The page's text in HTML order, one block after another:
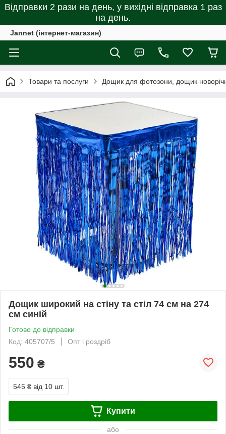
Відправки 2 рази на день, у вихідні відправка 1 раз
на день.
Jannet (інтернет-магазин)
Товари та послуги Дощик для фотозони, дощик
Дощик широкий на стіну та стіл 74 см на 274
см синій
Готово до відправки
Код: 405707/5
Опт і роздріб
550 ₴
545 ₴ від 10 шт.
Купити
або